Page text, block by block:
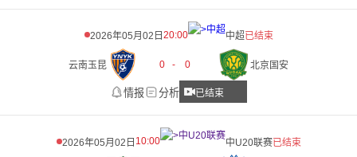
2026年05月02日 20:00 中超已结束
云南玉昆 0 - 0 北京国安
情报 分析 已结束
2026年05月02日 10:00 中U20联赛已结束